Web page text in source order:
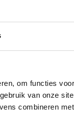
om functies
van onze
combineren